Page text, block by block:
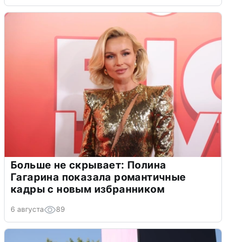
Больше не скрывает: Полина
Гагарина показала романтичные
кадры с новым избранником
6 августа 89